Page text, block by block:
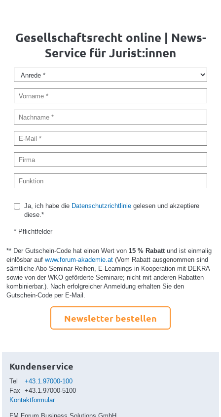
Gesellschaftsrecht online | News-
Service für Jurist:innen
Ja, ich habe die Datenschutzrichtliniegelesen und akzeptiere
diese.*
* Pflichtfelder
** Der Gutschein-Code hat einen Wert von 15 % Rabatt und ist einmalig
einlösbar auf www.forum-akademie.at(Vom Rabatt ausgenommen sind
sämtliche Abo-Seminar-Reihen, E-Learnings in Kooperation mit DEKRA
sowie von der WKO geförderte Seminare; nicht mit anderen Rabatten
kombinierbar.). Nach erfolgreicher Anmeldung erhalten Sie den
Gutschein-Code per E-Mail.
Newsletter bestellen
Kundenservice
Tel
+43.1.97000-100
Fax
+43.1.97000-5100
Kontaktformular